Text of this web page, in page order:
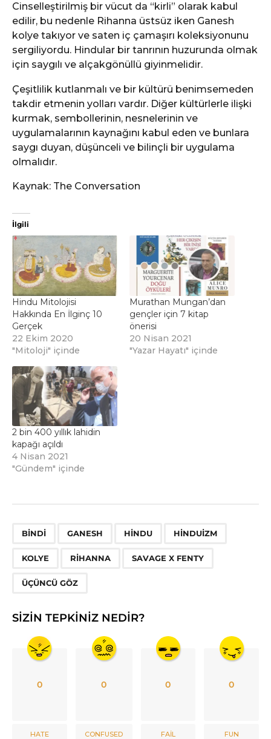
Cinselleştirilmiş bir vücut da “kirli” olarak kabul
edilir, bu nedenle Rihanna üstsüz iken Ganesh
kolye takıyor ve saten iç çamaşırı koleksiyonunu
sergiliyordu. Hindular bir tanrının huzurunda olmak
için saygılı ve alçakgönüllü giyinmelidir.
Çeşitlilik kutlanmalı ve bir kültürü benimsemeden
takdir etmenin yolları vardır. Diğer kültürlerle ilişki
kurmak, sembollerinin, nesnelerinin ve
uygulamalarının kaynağını kabul eden ve bunlara
saygı duyan, düşünceli ve bilinçli bir uygulama
olmalıdır.
Kaynak: The Conversation
İlgili
Hindu Mitolojisi
Hakkında En İlginç 10
Gerçek
22 Ekim 2020
"Mitoloji" içinde
Murathan Mungan’dan
gençler için 7 kitap
önerisi
20 Nisan 2021
"Yazar Hayatı" içinde
2 bin 400 yıllık lahidin
kapağı açıldı
4 Nisan 2021
"Gündem" içinde
BINDI GANESH HINDU HINDUIZM
KOLYE RIHANNA SAVAGE X FENTY
ÜÇÜNCÜ GÖZ
SIZIN TEPKINIZ NEDIR?
0
HATE
0
CONFUSED
0
FAIL
0
FUN